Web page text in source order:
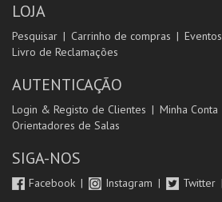
LOJA
Pesquisar Carrinho de compras Eventos
Livro de Reclamações
AUTENTICAÇÃO
Login & Registo de Clientes Minha Conta
Orientadores de Salas
SIGA-NOS
Facebook Instagram Twitter